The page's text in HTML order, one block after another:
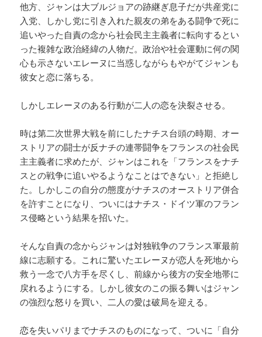
他方、ジャンは大ブルジョアの跡継ぎ息子だが共産党に
入党、しかし党に引き入れた親友の弟をある闘争で死に
追いやった自責の念から社会民主主義者に転向するとい
った複雑な政治経緯の人物だ。政治や社会運動に何の関
心も示さないエレーヌに当惑しながらもやがてジャンも
彼女と恋に落ちる。
しかしエレーヌのある行動が二人の恋を決裂させる。
時は第二次世界大戦を前にしたナチス台頭の時期、オー
ストリアの闘士が反ナチの連帯闘争をフランスの社会民
主主義者に求めたが、ジャンはこれを「フランスをナチ
スとの戦争に追いやるようなことはできない」と拒絶し
た。しかしこの自分の態度がナチスのオーストリア併合
を許すことになり、ついにはナチス・ドイツ軍のフラン
ス侵略という結果を招いた。
そんな自責の念からジャンは対独戦争のフランス軍最前
線に志願する。これに驚いたエレーヌが恋人を死地から
救う一念で八方手を尽くし、前線から後方の安全地帯に
戻れるようにする。しかし彼女のこの振る舞いはジャン
の強烈な怒りを買い、二人の愛は破局を迎える。
恋を失いパリまでナチスのものになって、ついに「自分